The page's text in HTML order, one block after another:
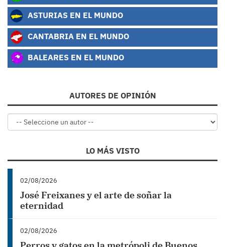
ASTURIAS EN EL MUNDO
CANTABRIA EN EL MUNDO
BALEARES EN EL MUNDO
AUTORES DE OPINIÓN
LO MÁS VISTO
02/08/2026
José Freixanes y el arte de soñar la
eternidad
02/08/2026